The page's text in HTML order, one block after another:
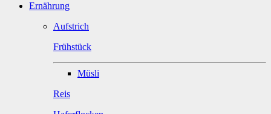
Ernährung
Aufstrich
Frühstück
Müsli
Reis